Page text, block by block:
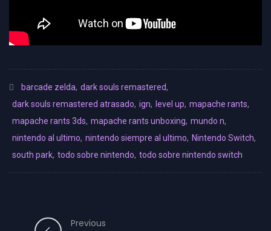
barcade zelda, dark souls remastered,
dark souls remastered atrasado, ign, level up, mapache rants,
mapache rants 3ds, mapache rants unboxing, mundo n,
nintendo al ultimo, nintendo siempre al ultimo, Nintendo Switch,
south park, todo sobre nintendo, todo sobre nintendo switch
Previous